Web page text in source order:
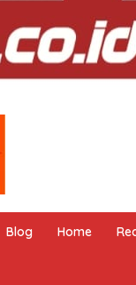
Blog Home